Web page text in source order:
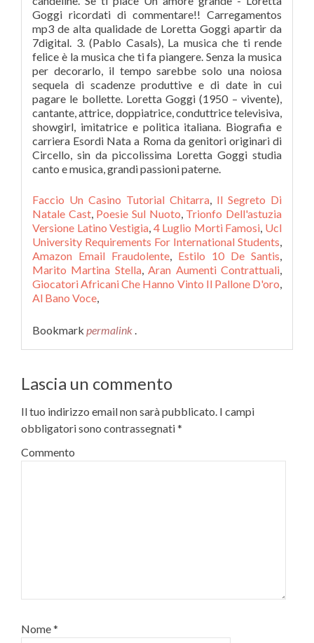
Faccio Un Casino Tutorial Chitarra, Il Segreto Di
Natale Cast, Poesie Sul Nuoto, Trionfo Dell'astuzia
Versione Latino Vestigia, 4 Luglio Morti Famosi, Ucl
University Requirements For International Students,
Amazon Email Fraudolente, Estilo 10 De Santis,
Marito Martina Stella,Aran Aumenti Contrattuali,
Giocatori Africani Che Hanno Vinto Il Pallone D'oro,
Al Bano Voce,
Bookmark permalink .
Lascia un commento
Il tuo indirizzo email non sarà pubblicato. I campi
obbligatori sono contrassegnati*
Commento
Nome*